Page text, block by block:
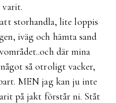
varit.
storhandla, lite loppis
iväg och hämta sand
där mina
så otroligt vacker,
MEN jag kan ju inte
på jakt förstår ni. Ståt